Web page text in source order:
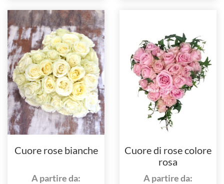
Cuore rose bianche
A partire da:
Cuore di rose colore
rosa
A partire da: